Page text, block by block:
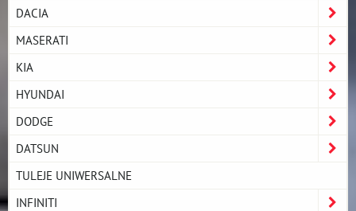
DACIA
MASERATI
KIA
HYUNDAI
DODGE
DATSUN
TULEJE UNIWERSALNE
INFINITI